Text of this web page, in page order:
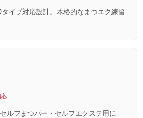
イプ対応設計。本格的なまつエク練習
ルフまつパー・セルフエクステ用に